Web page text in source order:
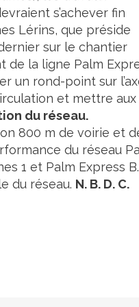
s’achever fin
Lérins, que préside
sur le chantier
de la ligne Palm
un rond-point sur
et mettre aux
du réseau.
800 m de voirie et
du réseau
1 et Palm Express B.
du réseau. N. B. D. C.